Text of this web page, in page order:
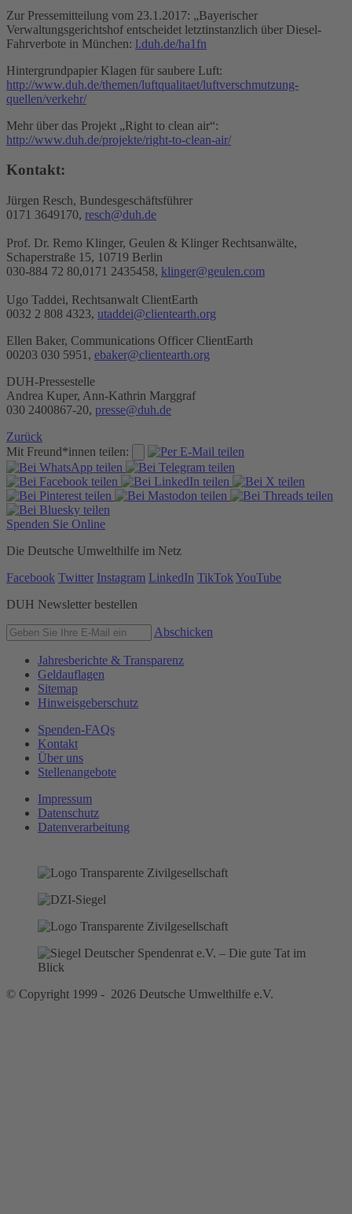
Zur Pressemitteilung vom 23.1.2017: „Bayerischer
Verwaltungsgerichtshof entscheidet letztinstanzlich über Diesel-
Fahrverbote in München: l.duh.de/ha1fn
Hintergrundpapier Klagen für saubere Luft:
http://www.duh.de/themen/luftqualitaet/luftverschmutzung-
quellen/verkehr/
Mehr über das Projekt „Right to clean air“:
http://www.duh.de/projekte/right-to-clean-air/
Kontakt:
Jürgen Resch, Bundesgeschäftsführer
0171 3649170, resch@duh.de
Prof. Dr. Remo Klinger, Geulen & Klinger Rechtsanwälte,
Schaperstraße 15, 10719 Berlin
030-884 72 80,0171 2435458, klinger@geulen.com
Ugo Taddei, Rechtsanwalt ClientEarth
0032 2 808 4323, utaddei@clientearth.org
Ellen Baker, Communications Officer ClientEarth
00203 030 5951, ebaker@clientearth.org
DUH-Pressestelle
Andrea Kuper, Ann-Kathrin Marggraf
030 2400867-20, presse@duh.de
Zurück
Mit Freund*innen teilen:
Spenden Sie Online
Die Deutsche Umwelthilfe im Netz
Facebook Twitter Instagram LinkedIn TikTok YouTube
DUH Newsletter bestellen
Abschicken
Jahresberichte & Transparenz
Geldauflagen
Sitemap
Hinweisgeberschutz
Spenden-FAQs
Kontakt
Über uns
Stellenangebote
Impressum
Datenschutz
Datenverarbeitung
© Copyright 1999 - 2026 Deutsche Umwelthilfe e.V.